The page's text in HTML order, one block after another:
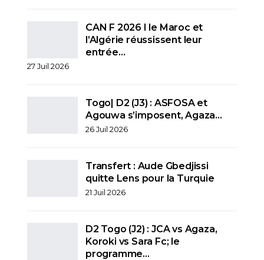
CAN F 2026 I le Maroc et
l’Algérie réussissent leur
entrée…
27 Juil 2026
Togo| D2 (J3) : ASFOSA et
Agouwa s’imposent, Agaza…
26 Juil 2026
Transfert : Aude Gbedjissi
quitte Lens pour la Turquie
21 Juil 2026
D2 Togo (J2) : JCA vs Agaza,
Koroki vs Sara Fc; le
programme…